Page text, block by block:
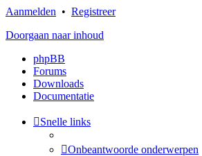
Aanmelden • Registreer
Doorgaan naar inhoud
phpBB
Forums
Downloads
Documentatie
Snelle links
Onbeantwoorde onderwerpen